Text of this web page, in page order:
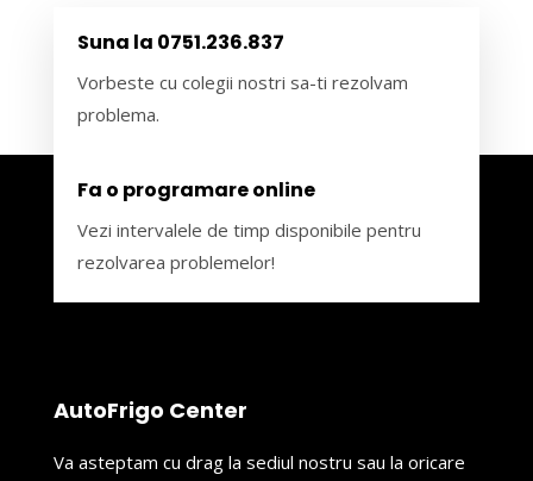
Suna la 0751.236.837
Vorbeste cu colegii nostri sa-ti rezolvam
problema.
Fa o programare online
Vezi intervalele de timp disponibile pentru
rezolvarea problemelor!
AutoFrigo Center
Va asteptam cu drag la sediul nostru sau la oricare